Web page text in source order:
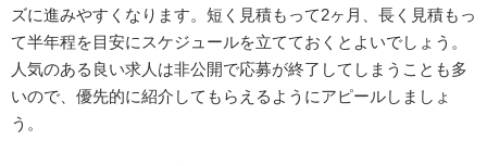
ズに進みやすくなります。短く見積もって2ヶ月、長く見積もっ
て半年程を目安にスケジュールを立てておくとよいでしょう。
人気のある良い求人は非公開で応募が終了してしまうことも多
いので、優先的に紹介してもらえるようにアピールしましょ
う。